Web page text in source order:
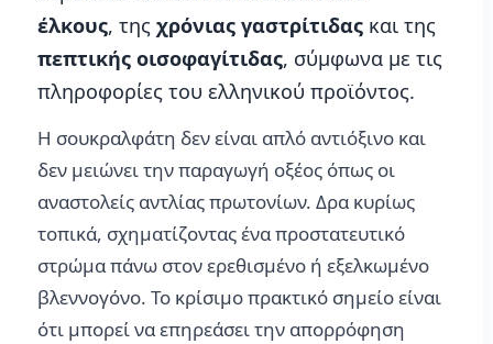
έλκους, της χρόνιας γαστρίτιδας και της
πεπτικής οισοφαγίτιδας, σύμφωνα με τις
πληροφορίες του ελληνικού προϊόντος.
Η σουκραλφάτη δεν είναι απλό αντιόξινο και
δεν μειώνει την παραγωγή οξέος όπως οι
αναστολείς αντλίας πρωτονίων. Δρα κυρίως
τοπικά, σχηματίζοντας ένα προστατευτικό
στρώμα πάνω στον ερεθισμένο ή εξελκωμένο
βλεννογόνο. Το κρίσιμο πρακτικό σημείο είναι
ότι μπορεί να επηρεάσει την απορρόφηση